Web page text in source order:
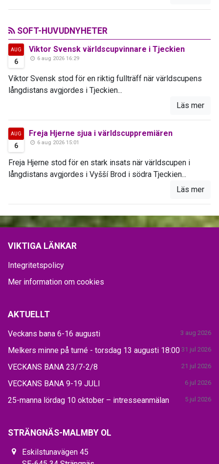
SOFT-HUVUDNYHETER
AUG
6
Viktor Svensk världscupvinnare i Tjeckien
6 aug 2026 16:29
Viktor Svensk stod för en riktig fullträff när världscupens
långdistans avgjordes i Tjeckien...
Läs mer
AUG
6
Freja Hjerne sjua i världscuppremiären
6 aug 2026 15:01
Freja Hjerne stod för en stark insats när världscupen i
långdistans avgjordes i Vyšší Brod i södra Tjeckien...
Läs mer
VIKTIGA LÄNKAR
Integritetspolicy
Mer information om cookies
AKTUELLT
Veckans bana 6-16 augusti 3 aug 2026
Melkers minne på turné - torsdag 13 augusti 18:00 31 jul 2026
VECKANS BANA 23/7-2/8 21 jul 2026
VECKANS BANA 9-19 JULI 6 jul 2026
25-manna lördag 10 oktober – intresseanmälan 5 jul 2026
STRÄNGNÄS-MALMBY OL
Eskilstunavägen 45